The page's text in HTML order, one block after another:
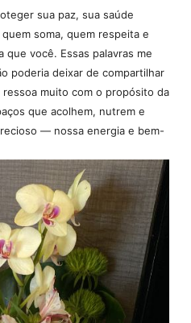
sua paz, sua saúde
soma, quem respeita e
que você. Essas palavras me
poderia deixar de compartilhar
muito com o propósito da
que acolhem, nutrem e
— nossa energia e bem-